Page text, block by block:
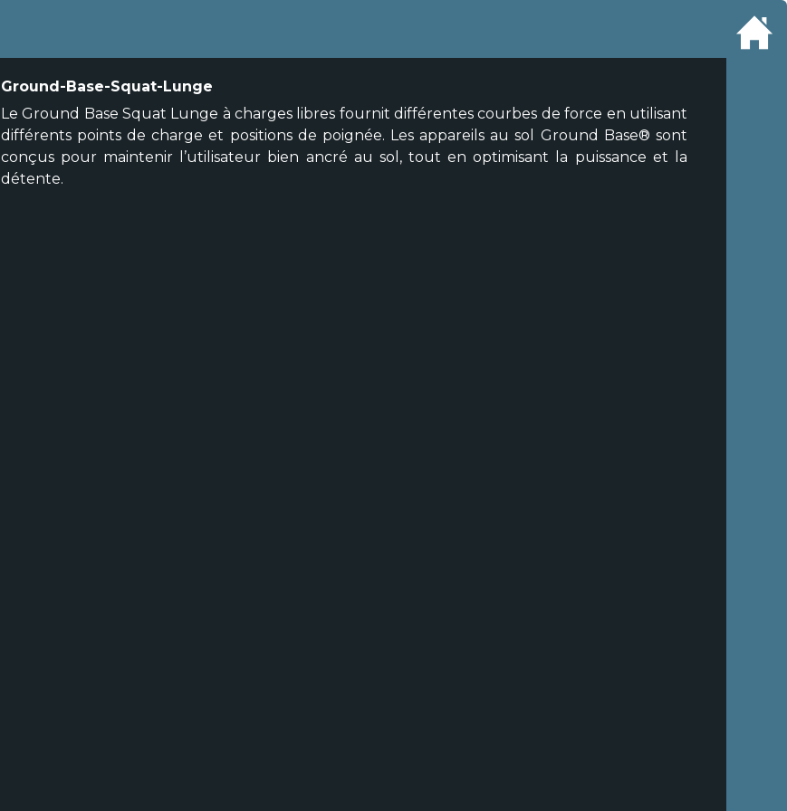
Ground-Base-Squat-Lunge
Le Ground Base Squat Lunge à charges libres fournit différentes courbes de force en utilisant
différents points de charge et positions de poignée. Les appareils au sol Ground Base® sont
conçus pour maintenir l’utilisateur bien ancré au sol, tout en optimisant la puissance et la
détente.